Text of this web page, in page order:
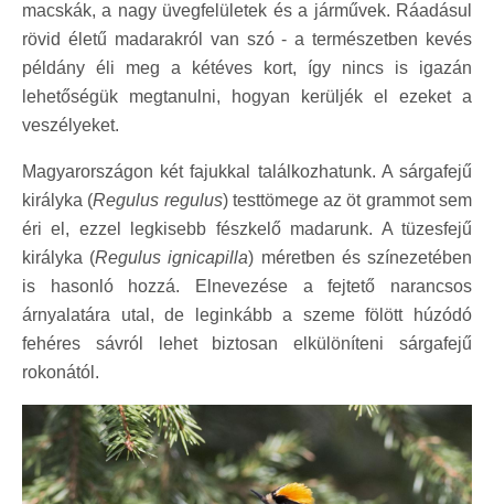
macskák, a nagy üvegfelületek és a járművek. Ráadásul
rövid életű madarakról van szó - a természetben kevés
példány éli meg a kétéves kort, így nincs is igazán
lehetőségük megtanulni, hogyan kerüljék el ezeket a
veszélyeket.
Magyarországon két fajukkal találkozhatunk. A sárgafejű
királyka (Regulus regulus) testtömege az öt grammot sem
éri el, ezzel legkisebb fészkelő madarunk. A tüzesfejű
királyka (Regulus ignicapilla) méretben és színezetében
is hasonló hozzá. Elnevezése a fejtető narancsos
árnyalatára utal, de leginkább a szeme fölött húzódó
fehéres sávról lehet biztosan elkülöníteni sárgafejű
rokonától.